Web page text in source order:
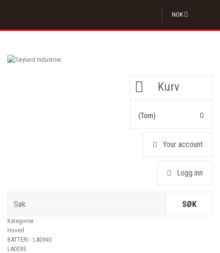
NOK
Kurv
(tom)
Your account
Logg inn
SØK
Kategorier
Hoved
BATTERI - LADING
LADERE